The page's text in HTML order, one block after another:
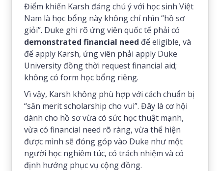
Điểm khiến Karsh đáng chú ý với học sinh Việt
Nam là học bổng này không chỉ nhìn “hồ sơ
giỏi”. Duke ghi rõ ứng viên quốc tế phải có
demonstrated financial need để eligible, và
để apply Karsh, ứng viên phải apply Duke
University đồng thời request financial aid;
không có form học bổng riêng.
Vì vậy, Karsh không phù hợp với cách chuẩn bị
“săn merit scholarship cho vui”. Đây là cơ hội
dành cho hồ sơ vừa có sức học thuật mạnh,
vừa có financial need rõ ràng, vừa thể hiện
được mình sẽ đóng góp vào Duke như một
người học nghiêm túc, có trách nhiệm và có
định hướng phục vụ cộng đồng.